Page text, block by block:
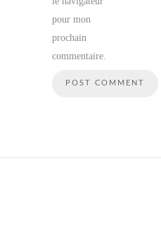
pour mon
prochain
commentaire.